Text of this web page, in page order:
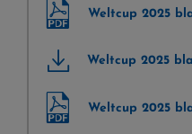
Weltcup 2025
Weltcup 2025
Weltcup 2025